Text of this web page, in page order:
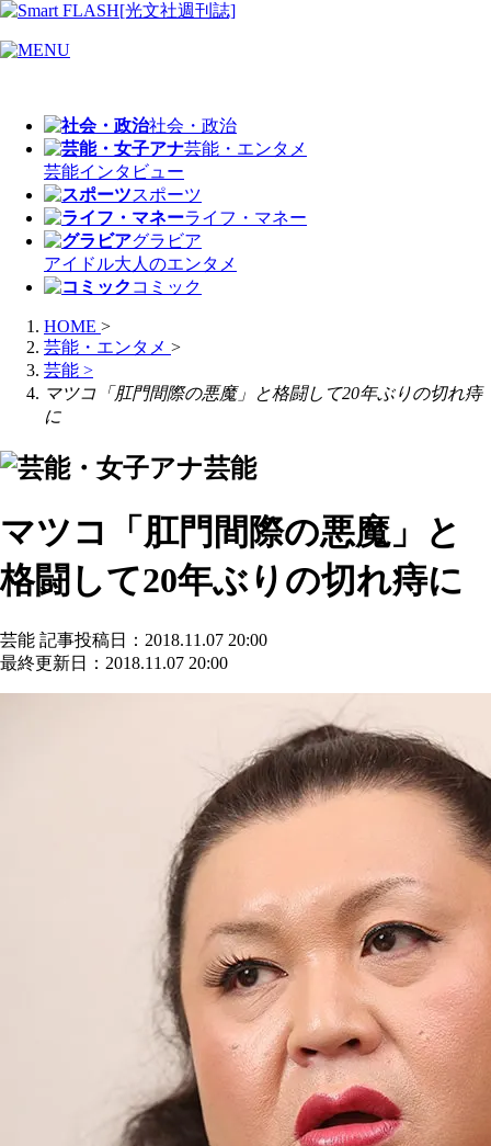
社会・政治
芸能・エンタメ
芸能インタビュー
スポーツ
ライフ・マネー
グラビア
アイドル大人のエンタメ
コミック
HOME >
芸能・エンタメ >
芸能 >
マツコ「肛門間際の悪魔」と格闘して20年ぶりの切れ痔
に
芸能
マツコ「肛門間際の悪魔」と
格闘して20年ぶりの切れ痔に
芸能 記事投稿日：2018.11.07 20:00
最終更新日：2018.11.07 20:00